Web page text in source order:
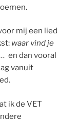
mij een lied
waar vind je
en dan vooral
vanuit
ik de VET